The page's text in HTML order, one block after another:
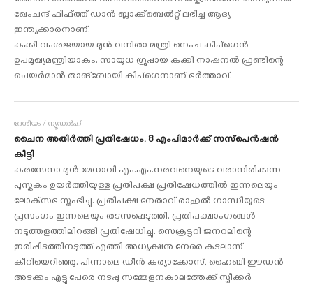
ഖേംചന്ദ് ഫിഫ്ത്ത് ഡാന്‍ ബ്ലാക്ക്‌ബെല്‍റ്റ് ലഭിച്ച ആദ്യ
ഇന്ത്യക്കാരനാണ്.
കുക്കി വംശജയായ മുന്‍ വനിതാ മന്ത്രി നെംച കിപ്‌ഗെന്‍
ഉപമുഖ്യമന്ത്രിയാകും. സായുധ ഗ്രൂപ്പായ കുക്കി നാഷനല്‍ ഫ്രണ്ടിന്റെ
ചെയര്‍മാന്‍ താങ്‌ബോയി കിപ്‌ഗെനാണ് ഭര്‍ത്താവ്.
ദേശീയം / ന്യൂഡല്‍ഹി
ചൈന അതിര്‍ത്തി പ്രതിഷേധം, 8 എംപിമാര്‍ക്ക് സസ്‌പെന്‍ഷന്‍
കിട്ടി
കരസേനാ മുന്‍ മേധാവി എം.എം.നരവനെയുടെ വരാനിരിക്കുന്ന
പുസ്തകം ഉയര്‍ത്തിയുള്ള പ്രതിപക്ഷ പ്രതിഷേധത്തില്‍ ഇന്നലെയും
ലോക്‌സഭ സ്തംഭിച്ചു. പ്രതിപക്ഷ നേതാവ് രാഹുല്‍ ഗാന്ധിയുടെ
പ്രസംഗം ഇന്നലെയും തടസപ്പെടുത്തി. പ്രതിപക്ഷാംഗങ്ങള്‍
നടുത്തളത്തിലിറങ്ങി പ്രതിഷേധിച്ചു. സെക്രട്ടറി ജനറലിന്റെ
ഇരിപ്പിടത്തിനടുത്ത് എത്തി അധ്യക്ഷനു നേരെ കടലാസ്
കീറിയെറിഞ്ഞു. പിന്നാലെ ഡീന്‍ കുര്യാക്കോസ്, ഹൈബി ഈഡന്‍
അടക്കം എട്ടു പേരെ നടപ്പു സമ്മേളനകാലത്തേക്ക് സ്പീക്കര്‍